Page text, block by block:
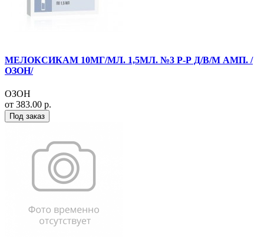
МЕЛОКСИКАМ 10МГ/МЛ. 1,5МЛ. №3 Р-Р Д/В/М АМП. /
ОЗОН/
ОЗОН
от 383.00 р.
Под заказ